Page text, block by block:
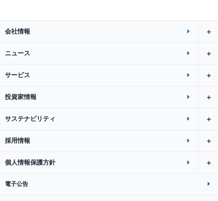
会社情報
ニュース
サービス
投資家情報
サステナビリティ
採用情報
個人情報保護方針
電子公告